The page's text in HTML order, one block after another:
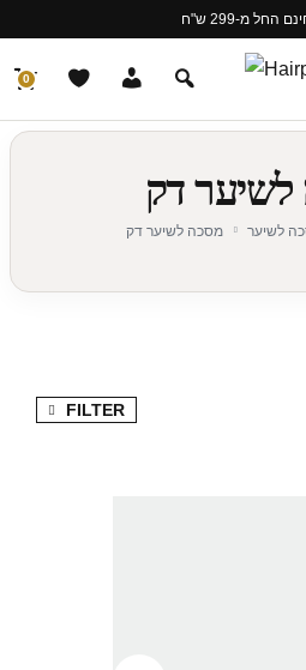
החל מ-299 ש"ח
0
דק
לשיער מסכה לשיער דק
FILTER